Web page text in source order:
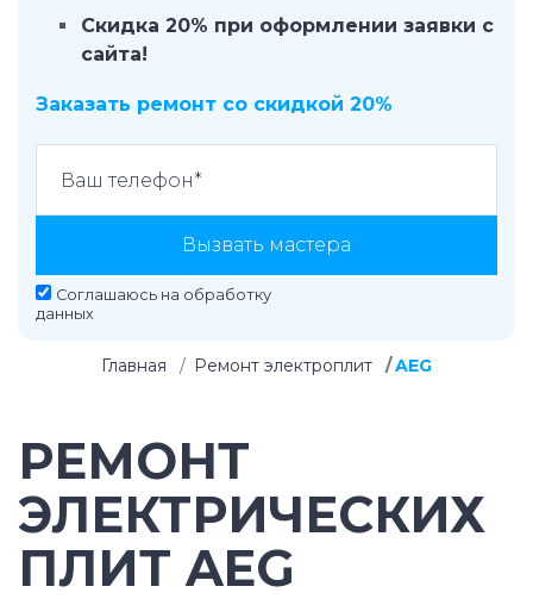
Скидка 20% при оформлении заявки с
сайта!
Заказать ремонт со скидкой 20%
Вызвать мастера
Соглашаюсь на обработку
данных
Главная Ремонт электроплит AEG
РЕМОНТ
ЭЛЕКТРИЧЕСКИХ
ПЛИТ AEG